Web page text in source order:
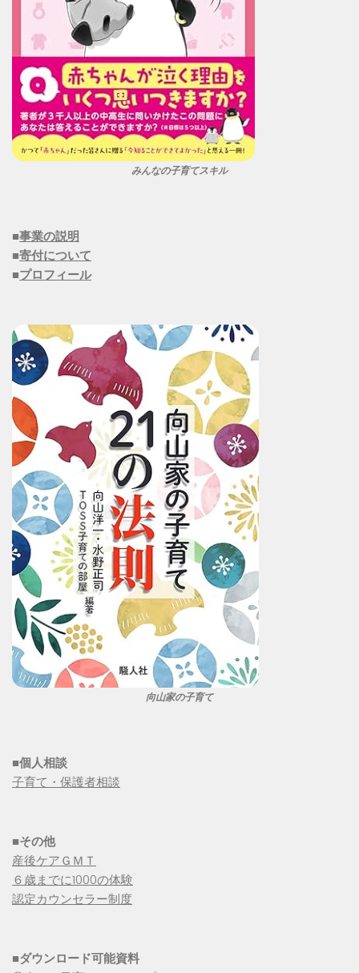
みんなの子育てスキル
■事業の説明
■寄付について
■プロフィール
向山家の子育て
■個人相談
子育て・保護者相談
■その他
産後ケアＧＭＴ
６歳までに1000の体験
認定カウンセラー制度
■ダウンロード可能資料